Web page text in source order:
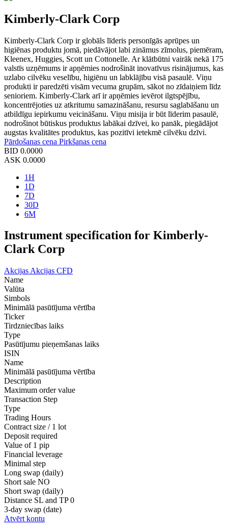
Kimberly-Clark Corp
Kimberly-Clark Corp ir globāls līderis personīgās aprūpes un
higiēnas produktu jomā, piedāvājot labi zināmus zīmolus, piemēram,
Kleenex, Huggies, Scott un Cottonelle. Ar klātbūtni vairāk nekā 175
valstīs uzņēmums ir apņēmies nodrošināt inovatīvus risinājumus, kas
uzlabo cilvēku veselību, higiēnu un labklājību visā pasaulē. Viņu
produkti ir paredzēti visām vecuma grupām, sākot no zīdaiņiem līdz
senioriem. Kimberly-Clark arī ir apņēmies ievērot ilgtspējību,
koncentrējoties uz atkritumu samazināšanu, resursu saglabāšanu un
atbildīgu iepirkumu veicināšanu. Viņu misija ir būt līderim pasaulē,
nodrošinot būtiskus produktus labākai dzīvei, ko panāk, piegādājot
augstas kvalitātes produktus, kas pozitīvi ietekmē cilvēku dzīvi.
Pārdošanas cena Pirkšanas cena
BID 0.0000
ASK 0.0000
1H
1D
7D
30D
6M
Instrument specification for Kimberly-
Clark Corp
Akcijas Akcijas CFD
Name
Valūta
Simbols
Minimālā pasūtījuma vērtība
Ticker
Tirdzniecības laiks
Type
Pasūtījumu pieņemšanas laiks
ISIN
Name
Minimālā pasūtījuma vērtība
Description
Maximum order value
Transaction Step
Type
Trading Hours
Contract size / 1 lot
Deposit required
Value of 1 pip
Financial leverage
Minimal step
Long swap (daily)
Short sale NO
Short swap (daily)
Distance SL and TP 0
3-day swap (date)
Atvērt kontu